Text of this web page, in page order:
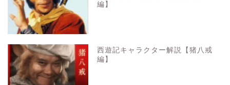
編】
西遊記キャラクター解説【猪八戒
編】